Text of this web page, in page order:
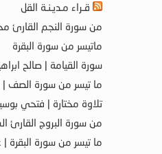
قـراء مـديـنـة القل
من سورة النجم القارئ
ماتيسر من سورة البقرة
سورة القيامة | صالح
ما تيسر من سورة الصف
تلاوة مختارة | فتحي
من سورة البروج
ما تيسر من سورة البقرة